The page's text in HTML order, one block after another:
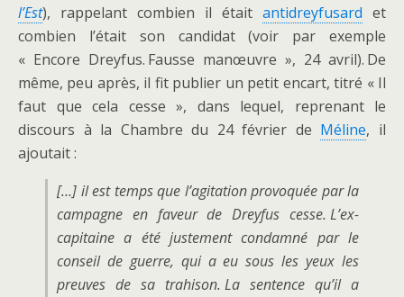
l’Est), rappelant combien il était antidreyfusard et
combien l’était son candidat (voir par exemple
« Encore Dreyfus. Fausse manœuvre », 24 avril). De
même, peu après, il fit publier un petit encart, titré « Il
faut que cela cesse », dans lequel, reprenant le
discours à la Chambre du 24 février de Méline, il
ajoutait :
[…] il est temps que l’agitation provoquée par la
campagne en faveur de Dreyfus cesse. L’ex-
capitaine a été justement condamné par le
conseil de guerre, qui a eu sous les yeux les
preuves de sa trahison. La sentence qu’il a